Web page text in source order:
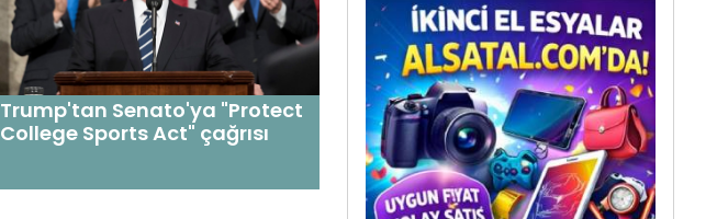
Trump'tan Senato'ya "Protect
College Sports Act" çağrısı